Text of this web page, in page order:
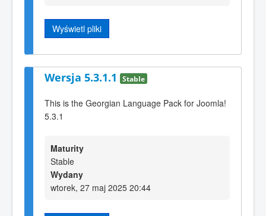
Wyświetl pliki
Wersja 5.3.1.1 Stable
This is the Georgian Language Pack for Joomla!
5.3.1
Maturity
Stable
Wydany
wtorek, 27 maj 2025 20:44